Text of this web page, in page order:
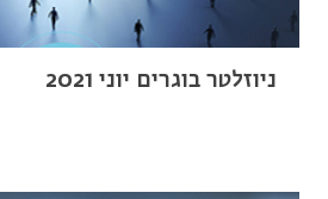
ניוזלטר בוגרים יוני 2021